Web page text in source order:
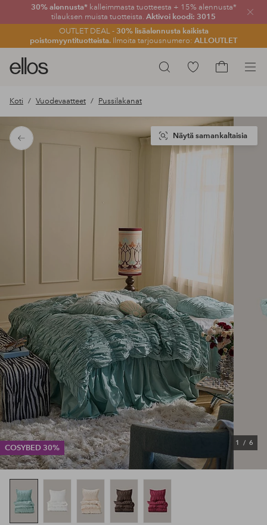
30% alennusta*kalleimmasta tuotteesta + 15% alennusta*
tilauksen muista tuotteista. Aktivoi koodi: 3015
OUTLET DEAL -30% lisäalennusta kaikista
poistomyyntituotteista. Ilmoita tarjousnumero: ALLOUTLET
Sulje
Hae
Ellos-
logo
siirry
Siirry
Koti Vuodevaatteet Pussilakanat
Takaisin
COSYBED 30%
1 / 6
Näytä samankaltaisia